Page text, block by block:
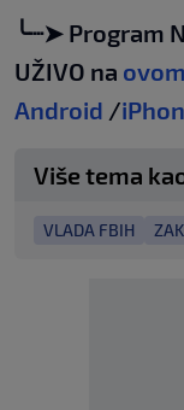
╰┈➤ Program
UŽIVO na
Android /
Više tema
VLADA FBIH